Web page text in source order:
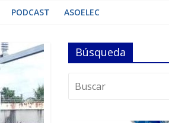
PODCAST ASOELEC
Búsqueda